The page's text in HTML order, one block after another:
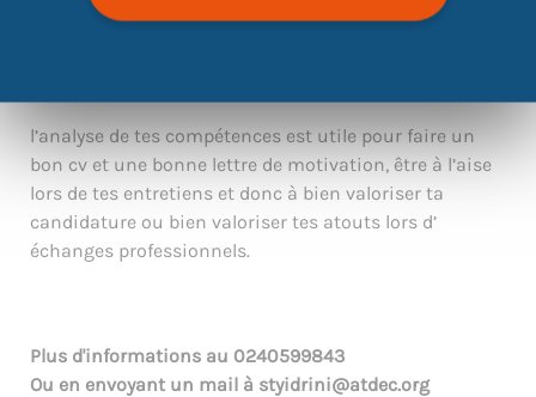
l’analyse de tes compétences est utile pour faire un
bon cv et une bonne lettre de motivation, être à l’aise
lors de tes entretiens et donc à bien valoriser ta
candidature ou bien valoriser tes atouts lors d’
échanges professionnels.
Plus d'informations au 0240599843
Ou en envoyant un mail à styidrini@atdec.org